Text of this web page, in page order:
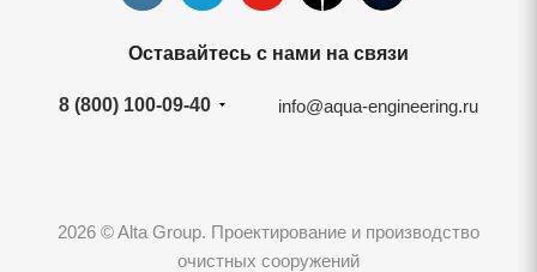
Оставайтесь с нами на связи
8 (800) 100-09-40 info@aqua-engineering.ru
2026 © Alta Group. Проектирование и производство
очистных сооружений